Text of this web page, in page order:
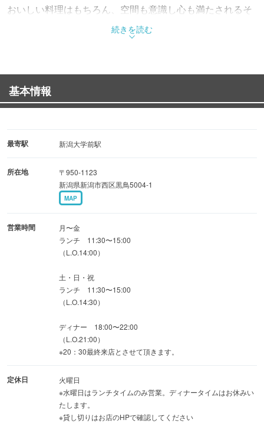
おいしい料理はもちろん、空間も意識し心も満たされるそ
んなレストランを目指します。
ツァ。
表面はカリッと中はもちもちとした食感を楽しめます。
◆森に囲まれた癒しの店内
は最大60名のパーティーも可能です。
続きを読む
基本情報
最寄駅 新潟大学前駅
所在地
〒950-1123
新潟県新潟市西区黒鳥5004-1
MAP
営業時間
月〜金
ランチ 11:30〜15:00
（L.O.14:00）
土・日・祝
ランチ 11:30〜15:00
（L.O.14:30）
ディナー 18:00〜22:00
（L.O.21:00）
※20：30最終来店とさせて頂きます。
定休日
火曜日
※水曜日はランチタイムのみ営業。ディナータイムはお休みい
たします。
※貸し切りはお店のHPで確認してください